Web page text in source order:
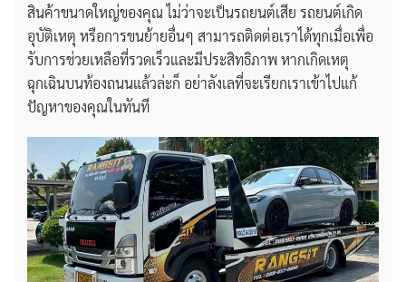
สินค้าขนาดใหญ่ของคุณ ไม่ว่าจะเป็นรถยนต์เสีย รถยนต์เกิด
อุบัติเหตุ หรือการขนย้ายอื่นๆ สามารถติดต่อเราได้ทุกเมื่อเพื่อ
รับการช่วยเหลือที่รวดเร็วและมีประสิทธิภาพ หากเกิดเหตุ
ฉุกเฉินบนท้องถนนแล้วล่ะก็ อย่าลังเลที่จะเรียกเราเข้าไปแก้
ปัญหาของคุณในทันที